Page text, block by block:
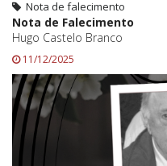
Nota de falecimento
Nota de Falecimento
Hugo Castelo Branco
11/12/2025